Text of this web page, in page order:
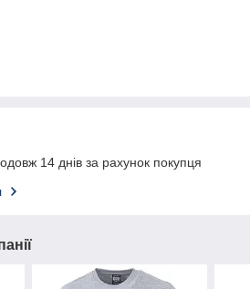
14 днів за рахунок покупця